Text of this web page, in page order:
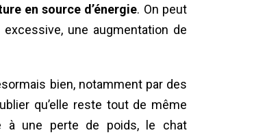
en source d’énergie. On peut
une augmentation de
bien, notamment par des
qu’elle reste tout de même
à une perte de poids, le chat